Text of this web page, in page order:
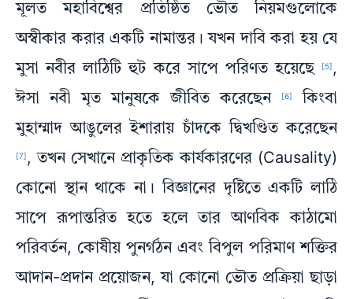
মূলত মহাবিশ্বের প্রতিষ্ঠিত ভৌত নিয়মগুলোকে
অস্বীকার করার একটি নামান্তর। যখন দাবি করা হয় যে
মুসা নবীর লাঠিটি হুট করে সাপে পরিণত হয়েছে
[5] ,
ঈসা নবী মৃত মানুষকে জীবিত করেছেন
[6]
কিংবা
মুহাম্মাদ আঙুলের ইশারায় চাঁদকে দ্বিখণ্ডিত করেছেন
[7]
, তখন সেখানে প্রাকৃতিক কার্যকারণের (Causality)
কোনো স্থান থাকে না। বিজ্ঞানের দৃষ্টিতে একটি লাঠি
সাপে রূপান্তরিত হতে হলে তার আণবিক কাঠামো
পরিবর্তন, কোষীয় পুনর্গঠন এবং বিপুল পরিমাণ শক্তির
আদান-প্রদান প্রয়োজন, যা কোনো ভৌত প্রক্রিয়া ছাড়া